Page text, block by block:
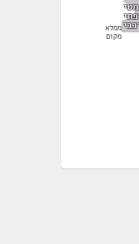
מטי
ממלא
מקום